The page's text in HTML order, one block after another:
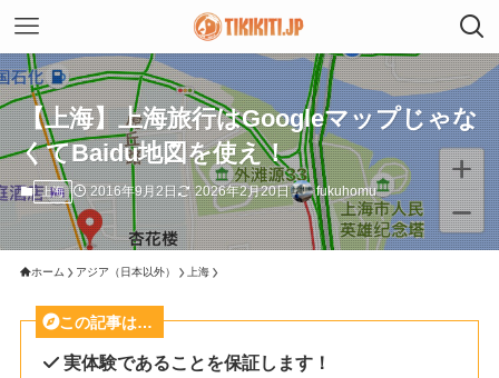
【上海】上海旅行はGoogleマップじゃな
くてBaidu地図を使え！
上海 2016年9月2日 2026年2月20日 fukuhomu
ホーム アジア（日本以外） 上海
この記事は…
実体験であることを保証します！